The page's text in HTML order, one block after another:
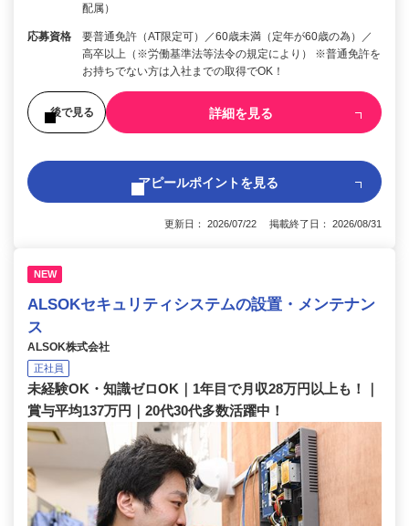
配属）
応募資格
要普通免許（AT限定可）／60歳未満（定年が60歳の為）／
高卒以上（※労働基準法等法令の規定により） ※普通免許を
お持ちでない方は入社までの取得でOK！
後で見る 詳細を見る
アピールポイントを見る
更新日： 2026/07/22 掲載終了日： 2026/08/31
NEW
ALSOKセキュリティシステムの設置・メンテナン
ス
ALSOK株式会社
正社員
未経験OK・知識ゼロOK｜1年目で月収28万円以上も！｜
賞与平均137万円｜20代30代多数活躍中！